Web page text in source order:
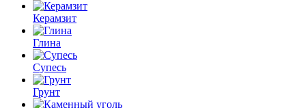
Керамзит
Глина
Супесь
Грунт